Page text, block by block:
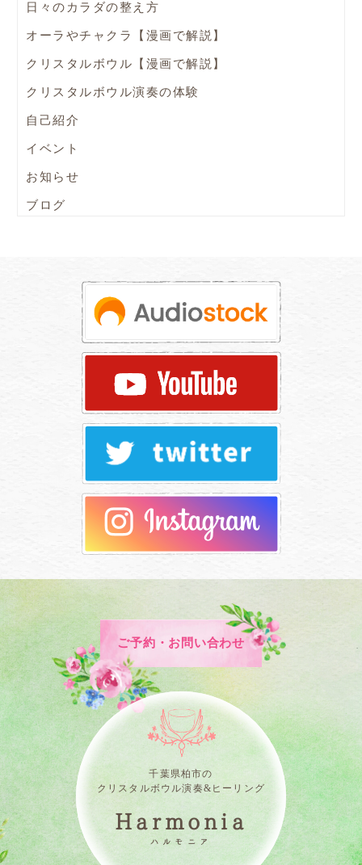
日々のカラダの整え方
オーラやチャクラ【漫画で解説】
クリスタルボウル【漫画で解説】
クリスタルボウル演奏の体験
自己紹介
イベント
お知らせ
ブログ
ご予約・お問い合わせ
千葉県柏市の
クリスタルボウル演奏&ヒーリング
Harmonia
ハルモニア